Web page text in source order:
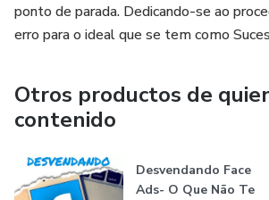
ponto de parada. Dedicando-se ao
erro para o ideal que se tem como
Otros productos de
contenido
Desvendando Face
Ads- O Que Não Te